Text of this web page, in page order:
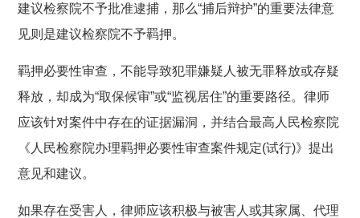
建议检察院不予批准逮捕，那么“捕后辩护”的重要法律意
见则是建议检察院不予羁押。
羁押必要性审查，不能导致犯罪嫌疑人被无罪释放或存疑
释放，却成为“取保候审”或“监视居住”的重要路径。律师
应该针对案件中存在的证据漏洞，并结合最高人民检察院
《人民检察院办理羁押必要性审查案件规定(试行)》提出
意见和建议。
如果存在受害人，律师应该积极与被害人或其家属、代理